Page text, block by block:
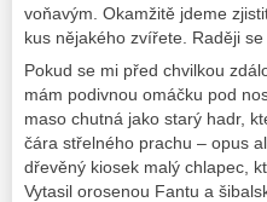
voňavým. Okamžitě jdeme
kus nějakého zvířete. Raději
Pokud se mi před chvilkou
mám podivnou omáčku pod
maso chutná jako starý hadr,
čára střelného prachu – opus
dřevěný kiosek malý chlapec,
Vytasil orosenou Fantu a